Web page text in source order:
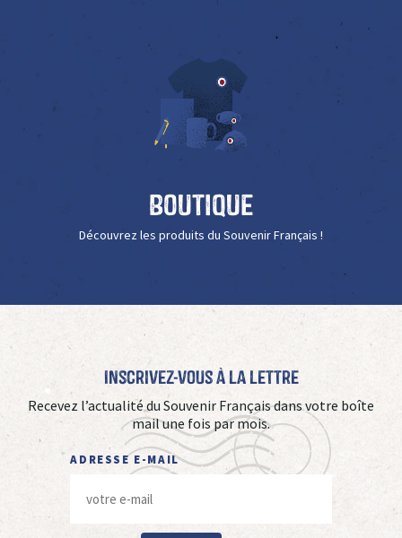
Boutique
Découvrez les produits du Souvenir Français !
Inscrivez-vous à La Lettre
Recevez l’actualité du Souvenir Français dans votre boîte
mail une fois par mois.
ADRESSE E-MAIL